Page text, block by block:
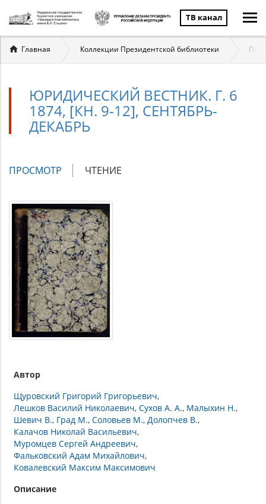
ТВ канал
Вы
здесь
Главная Коллекции Президентской библиотеки
ЮРИДИЧЕСКИЙ ВЕСТНИК. Г. 6
1874, [КН. 9-12], СЕНТЯБРЬ-
ДЕКАБРЬ
Главные
ПРОСМОТР (АКТИВНАЯ
ЧТЕНИЕ
Автор
Щуровский Григорий Григорьевич
Лешков Василий Николаевич Сухов А. А. Малыхин Н.
Шевич В. Град М. Соловьев М. Долопчев В.
Калачов Николай Васильевич
Муромцев Сергей Андреевич
Фальковский Адам Михайлович
Ковалевский Максим Максимович
Описание